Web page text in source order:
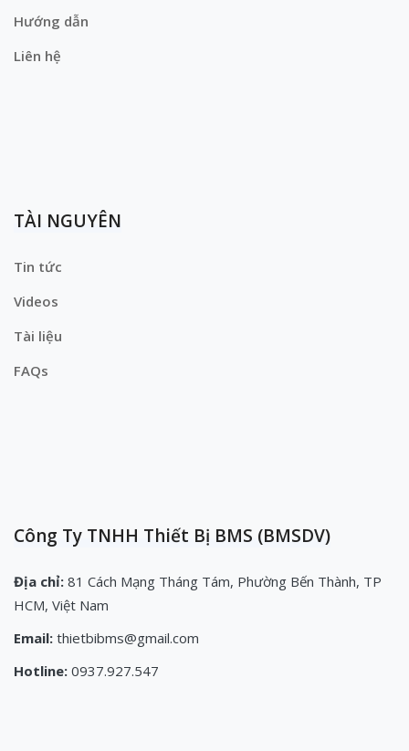
Hướng dẫn
Liên hệ
TÀI NGUYÊN
Tin tức
Videos
Tài liệu
FAQs
Công Ty TNHH Thiết Bị BMS (BMSDV)
Địa chỉ: 81 Cách Mạng Tháng Tám, Phường Bến Thành, TP
HCM, Việt Nam
Email: thietbibms@gmail.com
Hotline: 0937.927.547